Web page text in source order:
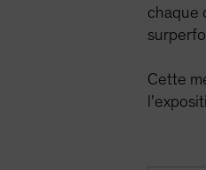
chaque
Cette